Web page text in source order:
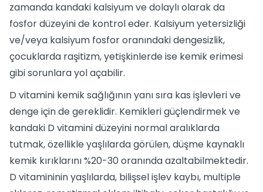
zamanda kandaki kalsiyum ve dolaylı olarak da
fosfor düzeyini de kontrol eder. Kalsiyum yetersizliği
ve/veya kalsiyum fosfor oranındaki dengesizlik,
çocuklarda raşitizm, yetişkinlerde ise kemik erimesi
gibi sorunlara yol açabilir.
D vitamini kemik sağlığının yanı sıra kas işlevleri ve
denge için de gereklidir. Kemikleri güçlendirmek ve
kandaki D vitamini düzeyini normal aralıklarda
tutmak, özellikle yaşlılarda görülen, düşme kaynaklı
kemik kırıklarını %20-30 oranında azaltabilmektedir.
D vitamininin yaşlılarda, bilişsel işlev kaybı, multiple